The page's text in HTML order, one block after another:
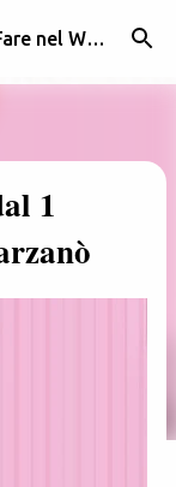
Eventi e Sagre Lombardia: Cosa Fare nel Weekend | Weekendidea
1